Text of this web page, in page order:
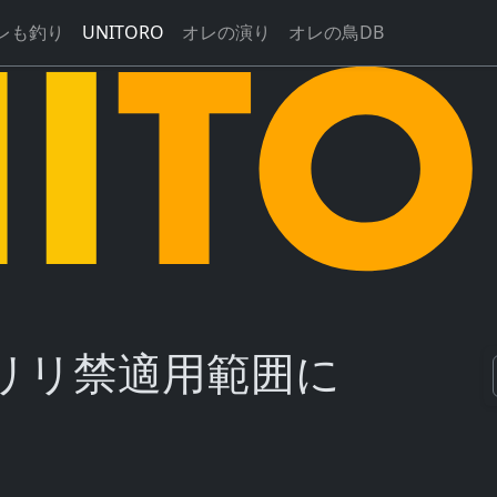
も釣り UNITORO オレの演り オレの鳥DB
禁適用範囲に